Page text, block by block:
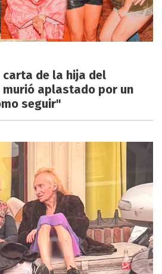
de la hija del
aplastado por un
seguir"